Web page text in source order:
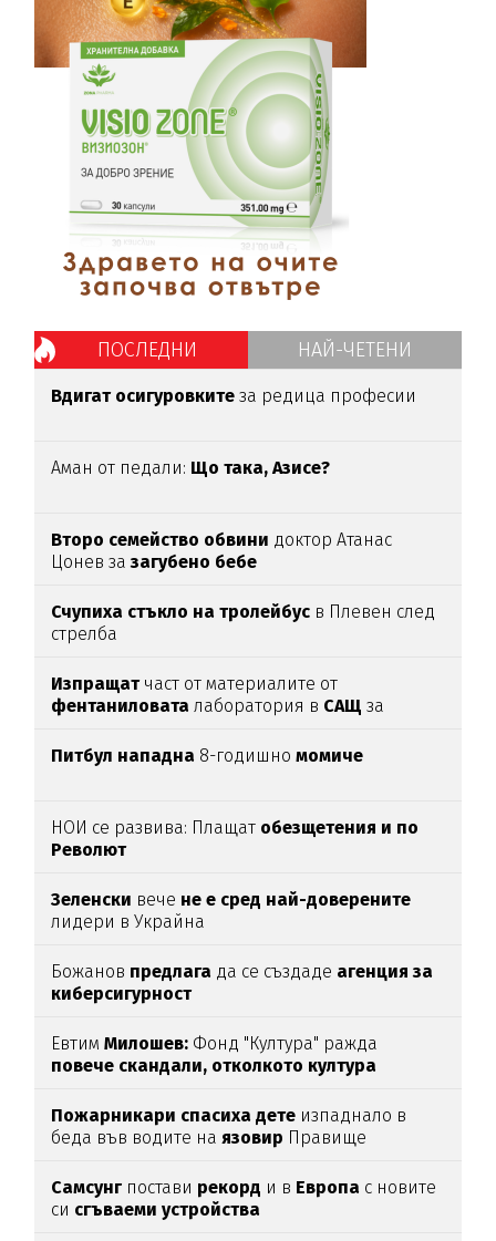
ПОСЛЕДНИ НАЙ-ЧЕТЕНИ
Вдигат осигуровките за редица професии
Аман от педали: Що така, Азисе?
Второ семейство обвини доктор Атанас
Цонев зазагубено бебе
Счупиха стъкло на тролейбус в Плевен след
стрелба
Изпращатчаст от материалите от
фентаниловата лаборатория в САЩ за
Питбул нападна 8-годишномомиче
НОИ се развива: Плащат обезщетения и по
Револют
Зеленски вече не е сред най-доверените
лидери в Украйна
Божанов предлага да се създаде агенция за
киберсигурност
ЕвтимМилошев: Фонд "Култура" ражда
повече скандали, отколкото култура
Пожарникари спасиха дете изпаднало в
беда във водите на язовир Правище
Самсунг постави рекорд и в Европа с новите
си сгъваеми устройства